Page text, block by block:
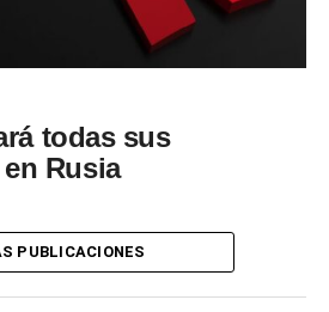
todas sus
Rusia
PUBLICACIONES